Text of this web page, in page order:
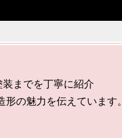
までを丁寧に紹介
の魅力を伝えています。